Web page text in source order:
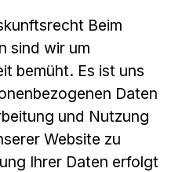
Beim
sind wir um
bemüht. Es ist uns
Daten
und Nutzung
Website zu
Ihrer Daten erfolgt